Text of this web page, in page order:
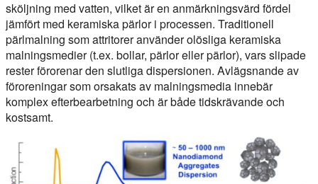
sköljning med vatten, vilket är en anmärkningsvärd fördel
jämfört med keramiska pärlor i processen. Traditionell
pärlmalning som attritorer använder olösliga keramiska
malningsmedier (t.ex. bollar, pärlor eller pärlor), vars slipade
rester förorenar den slutliga dispersionen. Avlägsnande av
föroreningar som orsakats av malningsmedia innebär
komplex efterbearbetning och är både tidskrävande och
kostsamt.